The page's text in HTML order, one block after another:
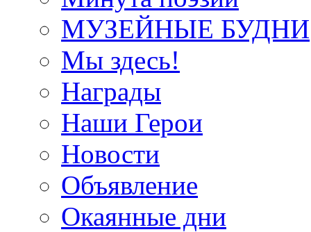
МУЗЕЙНЫЕ БУДНИ
Мы здесь!
Награды
Наши Герои
Новости
Объявление
Окаянные дни